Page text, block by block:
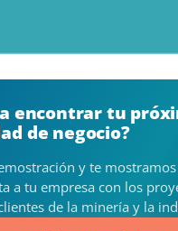
encontrar tu
de negocio?
y te mostramos
a tu empresa con los
de la minería y la